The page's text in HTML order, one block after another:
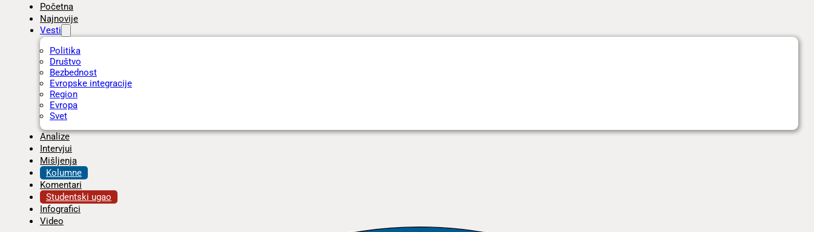
Početna
Najnovije
Vesti
Politika
Društvo
Bezbednost
Evropske integracije
Region
Evropa
Svet
Analize
Intervjui
Mišljenja
Kolumne
Komentari
Studentski ugao
Infografici
Video